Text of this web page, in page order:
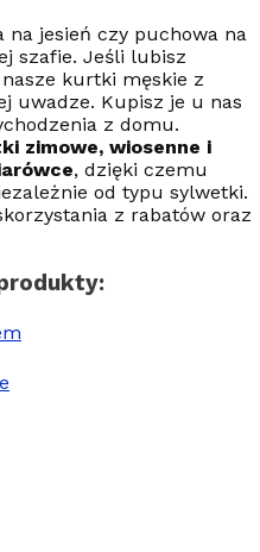
jesień czy puchowa na
szafie. Jeśli lubisz
kurtki męskie z
uwadze. Kupisz je u nas
z domu.
zimowe, wiosenne i
, dzięki czemu
od typu sylwetki.
z rabatów oraz